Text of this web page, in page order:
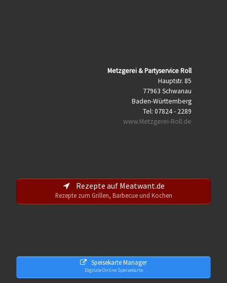
Metzgerei & Partyservice Roll
Hauptstr. 85
77963 Schwanau
Baden-Württemberg
Tel: 07824 - 2289
www.Metzgerei-Roll.de
Rezepte auf Meatwant.de
Rezepte zum Grillen, Barbecue und Kochen
Speisekarte Manager
Digitale Online Speisekarte